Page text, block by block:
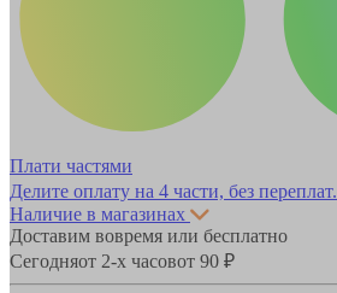
Плати частями
Делите оплату на 4 части, без переплат.
Наличие в магазинах
Доставим вовремя или бесплатно
Сегодняот 2-х часовот 90 ₽